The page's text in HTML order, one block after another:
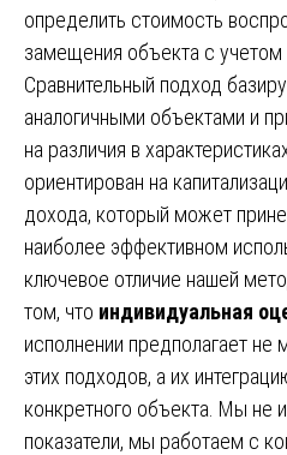
определить стоимость
замещения объекта с учетом
Сравнительный подход
аналогичными объектами и
на различия в
ориентирован на
дохода, который может
наиболее эффективном
ключевое отличие нашей
том, что индивидуальная
исполнении предполагает
этих подходов, а их
конкретного объекта. Мы не
показатели, мы работаем с